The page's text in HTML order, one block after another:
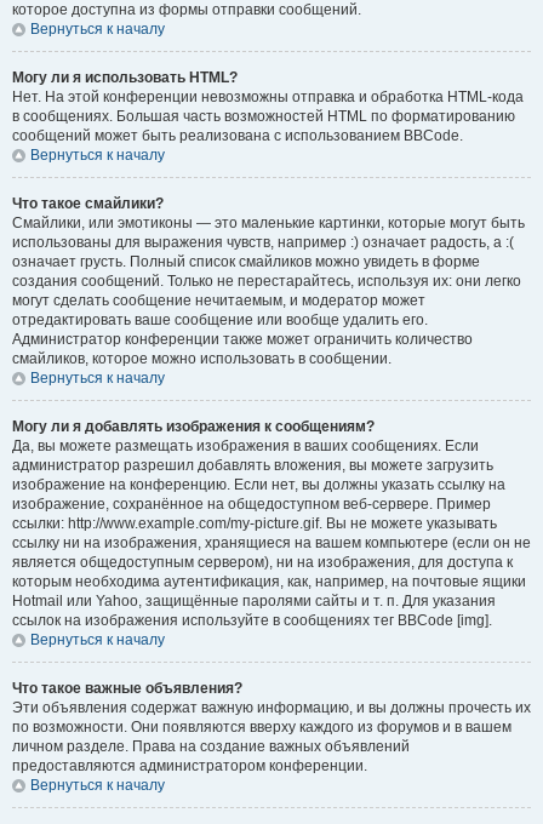
которое доступна из формы отправки сообщений.
Вернуться к началу
Могу ли я использовать HTML?
Нет. На этой конференции невозможны отправка и обработка HTML-кода
в сообщениях. Большая часть возможностей HTML по форматированию
сообщений может быть реализована с использованием BBCode.
Вернуться к началу
Что такое смайлики?
Смайлики, или эмотиконы — это маленькие картинки, которые могут быть
использованы для выражения чувств, например :) означает радость, а :(
означает грусть. Полный список смайликов можно увидеть в форме
создания сообщений. Только не перестарайтесь, используя их: они легко
могут сделать сообщение нечитаемым, и модератор может
отредактировать ваше сообщение или вообще удалить его.
Администратор конференции также может ограничить количество
смайликов, которое можно использовать в сообщении.
Вернуться к началу
Могу ли я добавлять изображения к сообщениям?
Да, вы можете размещать изображения в ваших сообщениях. Если
администратор разрешил добавлять вложения, вы можете загрузить
изображение на конференцию. Если нет, вы должны указать ссылку на
изображение, сохранённое на общедоступном веб-сервере. Пример
ссылки: http://www.example.com/my-picture.gif. Вы не можете указывать
ссылку ни на изображения, хранящиеся на вашем компьютере (если он не
является общедоступным сервером), ни на изображения, для доступа к
которым необходима аутентификация, как, например, на почтовые ящики
Hotmail или Yahoo, защищённые паролями сайты и т. п. Для указания
ссылок на изображения используйте в сообщениях тег BBCode [img].
Вернуться к началу
Что такое важные объявления?
Эти объявления содержат важную информацию, и вы должны прочесть их
по возможности. Они появляются вверху каждого из форумов и в вашем
личном разделе. Права на создание важных объявлений
предоставляются администратором конференции.
Вернуться к началу